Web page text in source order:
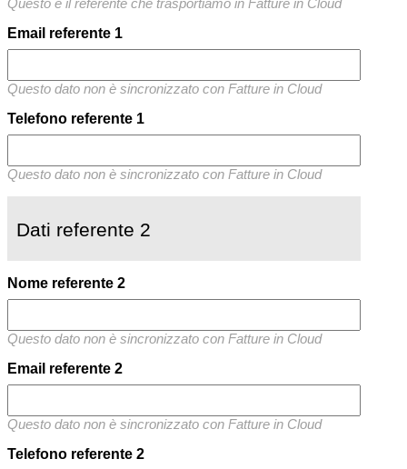
Email referente 1
Questo dato non è sincronizzato con Fatture in Cloud
Telefono referente 1
Questo dato non è sincronizzato con Fatture in Cloud
Dati referente 2
Nome referente 2
Questo dato non è sincronizzato con Fatture in Cloud
Email referente 2
Questo dato non è sincronizzato con Fatture in Cloud
Telefono referente 2